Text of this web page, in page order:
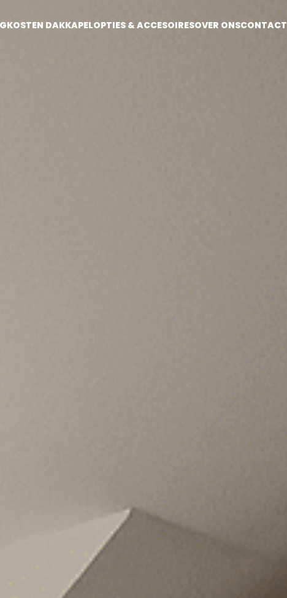
KOSTEN DAKKAPELOPTIES & ACCESOIRESOVER ONSCONTACT